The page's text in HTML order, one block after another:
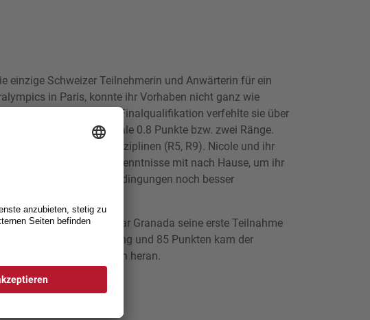
einzige Schweizer Teilnehmerin und Anwärterin für ein
in Paris, konnte ihr Vorhaben nicht ganz wie
Realität umsetzen. Eine Finalqualifikation verfehlte sie über
(R4) um minimale 0.8 Punkte bzw. zwei Ränge.
sie in zwei weiteren Disziplinen (R5, R9). Nicole und ihr
nehmen wertvolle Erkenntnisse mit nach Hause, um ihr
von den Rahmenbedingungen noch besser
Murat Pelit war Granada seine erste Teilnahme
dem zwölften Schlussrang und 85 Punkten kam der
seine Trainingsleistungen heran.
Resultaten: